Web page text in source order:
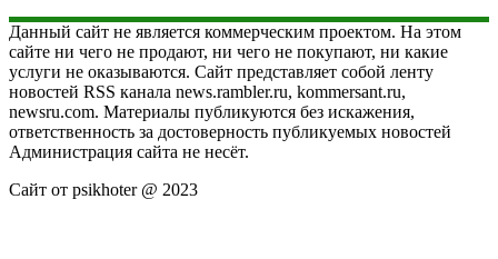
Данный сайт не является коммерческим проектом. На этом
сайте ни чего не продают, ни чего не покупают, ни какие
услуги не оказываются. Сайт представляет собой ленту
новостей RSS канала news.rambler.ru, kommersant.ru,
newsru.com. Материалы публикуются без искажения,
ответственность за достоверность публикуемых новостей
Администрация сайта не несёт.
Сайт от psikhoter @ 2023